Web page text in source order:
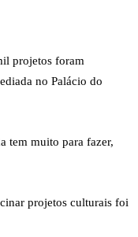
projetos foram
no Palácio do
tem muito para fazer,
projetos culturais foi